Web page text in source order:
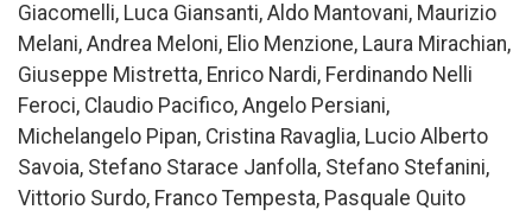
Giacomelli, Luca Giansanti, Aldo Mantovani, Maurizio
Melani, Andrea Meloni, Elio Menzione, Laura Mirachian,
Giuseppe Mistretta, Enrico Nardi, Ferdinando Nelli
Feroci, Claudio Pacifico, Angelo Persiani,
Michelangelo Pipan, Cristina Ravaglia, Lucio Alberto
Savoia, Stefano Starace Janfolla, Stefano Stefanini,
Vittorio Surdo, Franco Tempesta, Pasquale Quito